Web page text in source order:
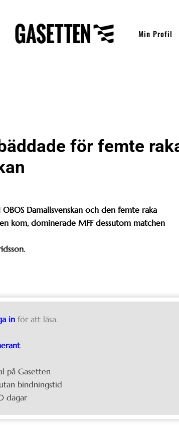
Min Profil
för femte
Damallsvenskan och den femte raka
kom, dominerade MFF dessutom matchen
in för att läsa.
på Gasetten
bindningstid
dagar